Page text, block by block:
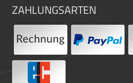
ZAHLUNGSARTEN